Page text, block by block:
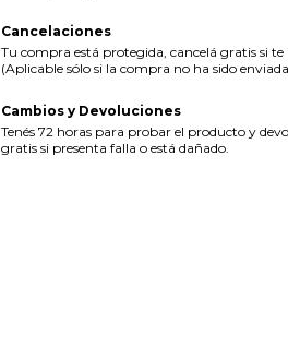
Cancelaciones
Tu compra está protegida, cancelá gratis si te
(Aplicable sólo si la compra no ha sido
Cambios y Devoluciones
Tenés 72 horas para probar el producto y
gratis si presenta falla o está dañado.